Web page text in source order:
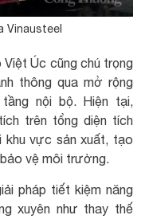
Vinausteel
Việt Úc cũng chú trọng
thông qua mở rộng
nội bộ. Hiện tại,
trên tổng diện tích
khu vực sản xuất, tạo
vệ môi trường.
pháp tiết kiệm năng
xuyên như thay thế